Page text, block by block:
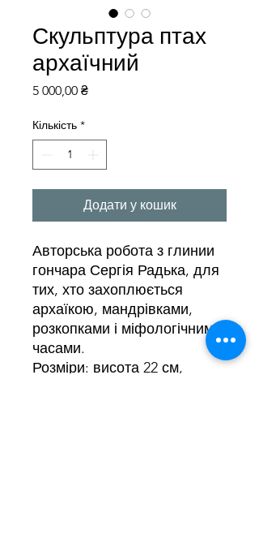
Скульптура птах
архаїчний
5 000,00 ₴Ціна
Кількість *
Додати у кошик
Авторська робота з глинии
гончара Сергія Радька, для
тих, хто захоплюється
архаїкою, мандрівками,
розкопками і міфологічними
часами.
Розміри: висота 22 см,